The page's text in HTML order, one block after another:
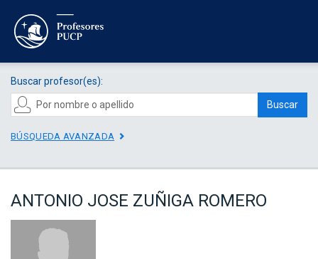
Buscar profesor(es):
Buscar
BÚSQUEDA AVANZADA
ANTONIO JOSE ZUÑIGA ROMERO